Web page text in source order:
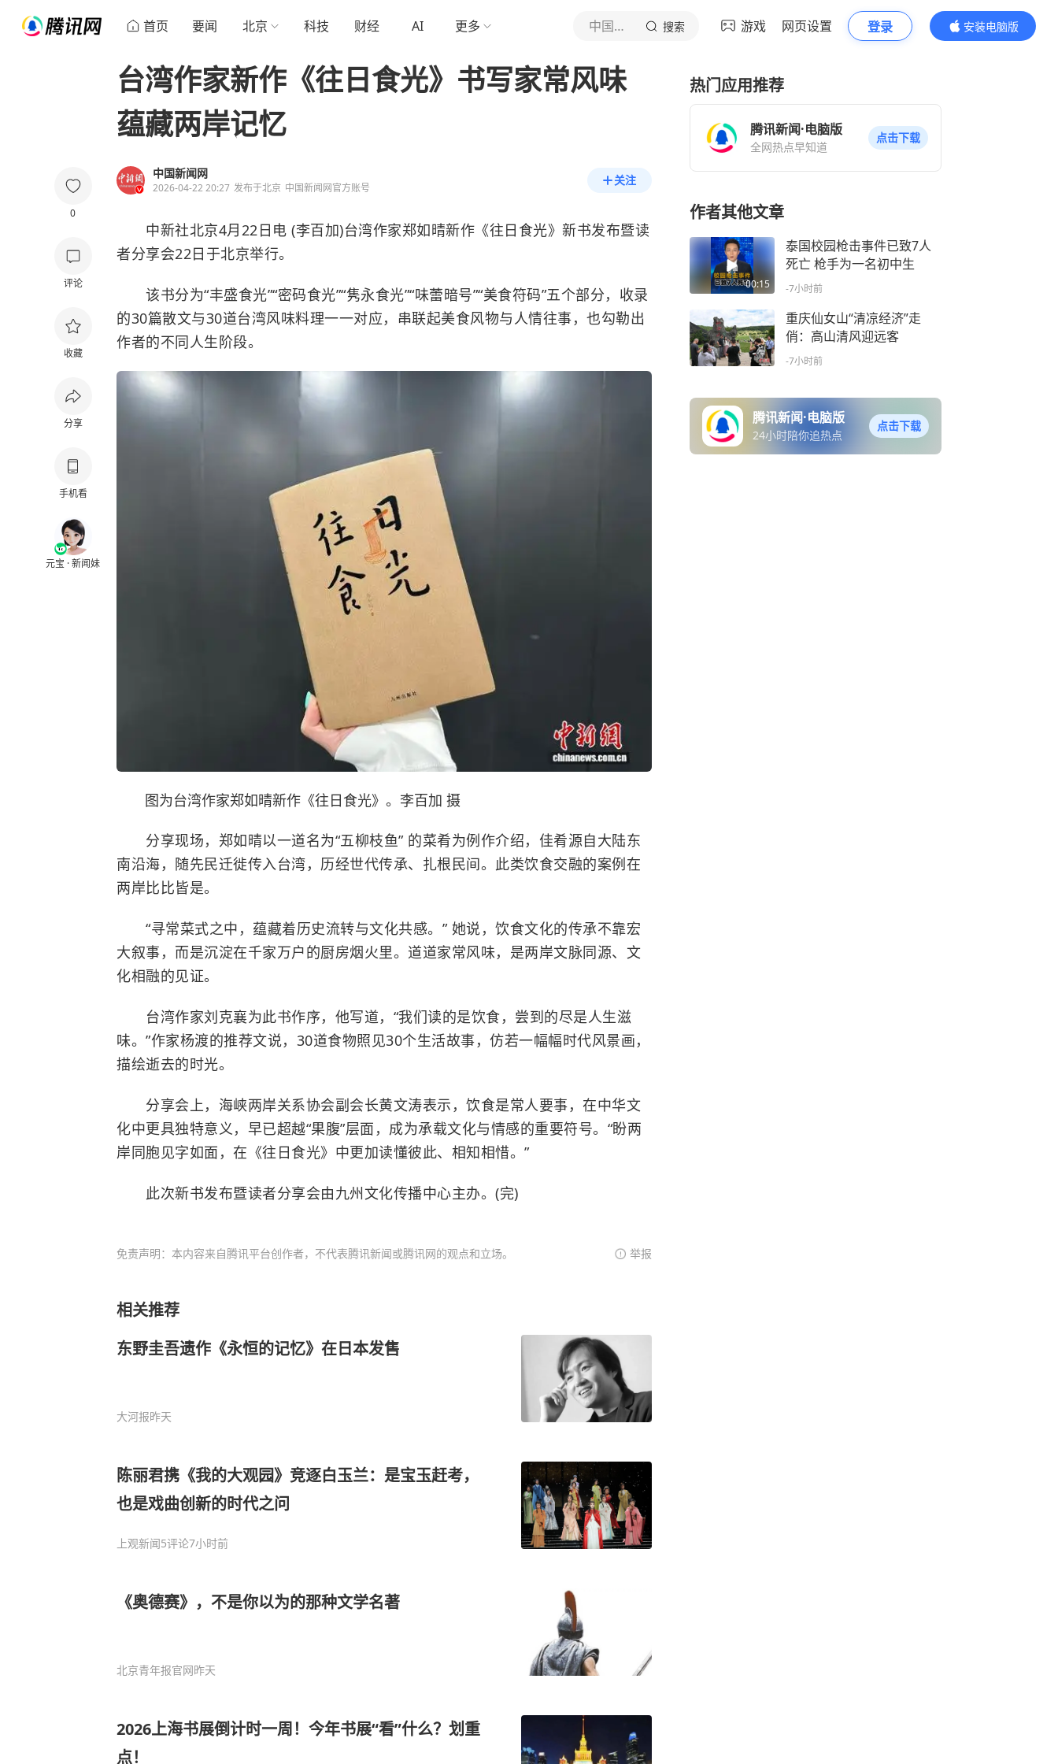
首页 要闻 北京 科技 财经 AI 更多 中国新闻网 搜索 游戏 网页设置 登录
安装电脑版
内容更精彩
0
评论
收藏
分享
手机看
元宝 · 新闻妹
台湾作家新作《往日食光》书写家常风味
蕴藏两岸记忆
中国新闻网
2026-04-22 20:27 发布于北京 中国新闻网官方账号
关注
中新社北京4月22日电 (李百加)台湾作家郑如晴新作《往日食光》新书发布暨读
者分享会22日于北京举行。
该书分为“丰盛食光”“密码食光”“隽永食光”“味蕾暗号”“美食符码”五个部分，收录
的30篇散文与30道台湾风味料理一一对应，串联起美食风物与人情往事，也勾勒出
作者的不同人生阶段。
图为台湾作家郑如晴新作《往日食光》。李百加 摄
分享现场，郑如晴以一道名为“五柳枝鱼” 的菜肴为例作介绍，佳肴源自大陆东
南沿海，随先民迁徙传入台湾，历经世代传承、扎根民间。此类饮食交融的案例在
两岸比比皆是。
“寻常菜式之中，蕴藏着历史流转与文化共感。” 她说，饮食文化的传承不靠宏
大叙事，而是沉淀在千家万户的厨房烟火里。道道家常风味，是两岸文脉同源、文
化相融的见证。
台湾作家刘克襄为此书作序，他写道，“我们读的是饮食，尝到的尽是人生滋
味。”作家杨渡的推荐文说，30道食物照见30个生活故事，仿若一幅幅时代风景画，
描绘逝去的时光。
分享会上，海峡两岸关系协会副会长黄文涛表示，饮食是常人要事，在中华文
化中更具独特意义，早已超越“果腹”层面，成为承载文化与情感的重要符号。“盼两
岸同胞见字如面，在《往日食光》中更加读懂彼此、相知相惜。”
此次新书发布暨读者分享会由九州文化传播中心主办。(完)
免责声明：本内容来自腾讯平台创作者，不代表腾讯新闻或腾讯网的观点和立场。 举报
相关推荐
东野圭吾遗作《永恒的记忆》在日本发售
大河报昨天
陈丽君携《我的大观园》竞逐白玉兰：是宝玉赶考，
也是戏曲创新的时代之问
上观新闻5评论7小时前
《奥德赛》，不是你以为的那种文学名著
北京青年报官网昨天
2026上海书展倒计时一周！今年书展“看”什么？划重
点！
热门应用推荐
腾讯新闻·电脑版
全网热点早知道
点击下载
作者其他文章
00:15
泰国校园枪击事件已致7人
死亡 枪手为一名初中生
-7小时前
重庆仙女山“清凉经济”走
俏：高山清风迎远客
-7小时前
腾讯新闻·电脑版
24小时陪你追热点
点击下载